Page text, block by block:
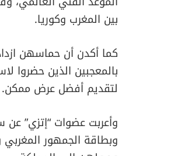
بين المغرب وكوريا.
كما أكدن أن حماسهن
بالمعجبين الذين حضروا
لتقديم أفضل عرض ممكن.
وأعربت عضوات “إتزي” عن
وبطاقة الجمهور